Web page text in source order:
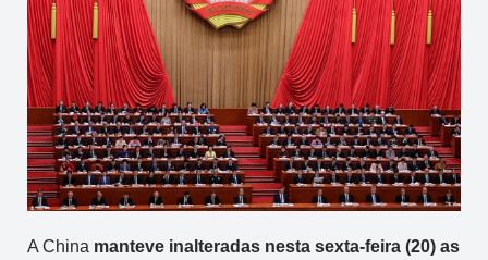
A China manteve inalteradas nesta sexta-feira (20) as